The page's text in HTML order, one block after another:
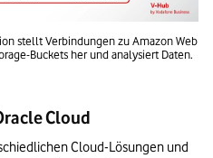
stellt Verbindungen zu Amazon Web
Buckets her und analysiert Daten.
Cloud
Cloud-Lösungen und